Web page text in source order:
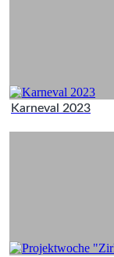
Karneval 2023